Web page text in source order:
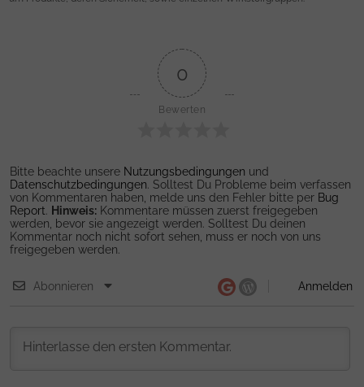
0
Bewerten
Bitte beachte unsere Nutzungsbedingungen und
Datenschutzbedingungen . Solltest Du Probleme beim verfassen
von Kommentaren haben, melde uns den Fehler bitte per Bug
Report
Hinweis: Kommentare müssen zuerst freigegeben
werden, bevor sie angezeigt werden. Solltest Du deinen
Kommentar noch nicht sofort sehen, muss er noch von uns
freigegeben werden.
Abonnieren Anmelden